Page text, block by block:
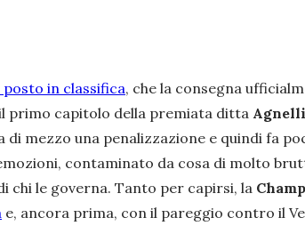
posto in classifica, che la consegna
primo capitolo della premiata ditta
mezzo una penalizzazione e quindi fa
contaminato da cosa di molto
chi le governa. Tanto per capirsi, la
e, ancora prima, con il pareggio contro il